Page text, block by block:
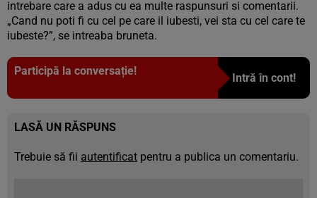
intrebare care a adus cu ea multe raspunsuri si comentarii.
„Cand nu poti fi cu cel pe care il iubesti, vei sta cu cel care te
iubeste?”, se intreaba bruneta.
Participă la conversație!
Intră în cont!
LASĂ UN RĂSPUNS
Trebuie să fii autentificat pentru a publica un comentariu.